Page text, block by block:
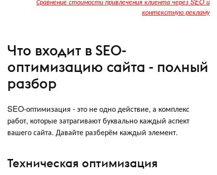
контекстную рекламу
Что входит в SEO-
оптимизацию сайта - полный
разбор
SEO-оптимизация - это не одно действие, а комплекс
работ, которые затрагивают буквально каждый аспект
вашего сайта. Давайте разберём каждый элемент.
Техническая оптимизация